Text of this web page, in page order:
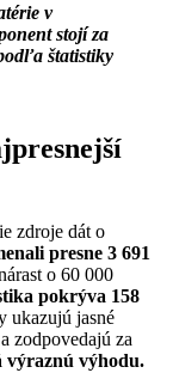
v
stojí za
štatistiky
zdroje dát o
presne 3 691
o 60 000
pokrýva 158
ukazujú jasné
zodpovedajú za
výraznú výhodu.